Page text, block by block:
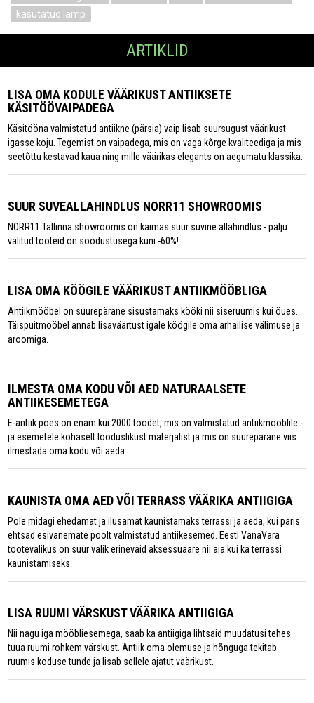
kasutatud lamp
ARTIKLID
LISA OMA KODULE VÄÄRIKUST ANTIIKSETE
KÄSITÖÖVAIPADEGA
Käsitööna valmistatud antiikne (pärsia) vaip lisab suursugust väärikust
igasse koju. Tegemist on vaipadega, mis on väga kõrge kvaliteediga ja mis
seetõttu kestavad kaua ning mille väärikas elegants on aegumatu klassika.
SUUR SUVEALLAHINDLUS NORR11 SHOWROOMIS
NORR11 Tallinna showroomis on käimas suur suvine allahindlus - palju
valitud tooteid on soodustusega kuni -60%!
LISA OMA KÖÖGILE VÄÄRIKUST ANTIIKMÖÖBLIGA
Antiikmööbel on suurepärane sisustamaks kööki nii siseruumis kui õues.
Täispuitmööbel annab lisaväärtust igale köögile oma arhailise välimuse ja
aroomiga.
ILMESTA OMA KODU VÕI AED NATURAALSETE
ANTIIKESEMETEGA
E-antiik poes on enam kui 2000 toodet, mis on valmistatud antiikmööblile -
ja esemetele kohaselt looduslikust materjalist ja mis on suurepärane viis
ilmestada oma kodu või aeda.
KAUNISTA OMA AED VÕI TERRASS VÄÄRIKA ANTIIGIGA
Pole midagi ehedamat ja ilusamat kaunistamaks terrassi ja aeda, kui päris
ehtsad esivanemate poolt valmistatud antiikesemed. Eesti VanaVara
tootevalikus on suur valik erinevaid aksessuaare nii aia kui ka terrassi
kaunistamiseks.
LISA RUUMI VÄRSKUST VÄÄRIKA ANTIIGIGA
Nii nagu iga mööbliesemega, saab ka antiigiga lihtsaid muudatusi tehes
tuua ruumi rohkem värskust. Antiik oma olemuse ja hõnguga tekitab
ruumis koduse tunde ja lisab sellele ajatut väärikust.